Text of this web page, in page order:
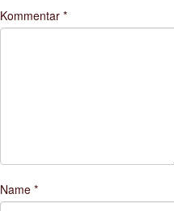
Kommentar *
Name *